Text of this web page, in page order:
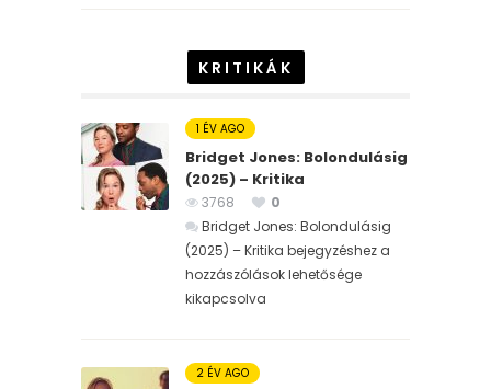
KRITIKÁK
1 ÉV AGO
Bridget Jones: Bolondulásig
(2025) – Kritika
3768
0
Bridget Jones: Bolondulásig
(2025) – Kritika bejegyzéshez a
hozzászólások lehetősége
kikapcsolva
2 ÉV AGO